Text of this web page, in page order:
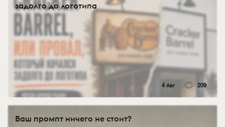
задолго до логотипа
4 Авг 209
Ваш промпт ничего не стоит?